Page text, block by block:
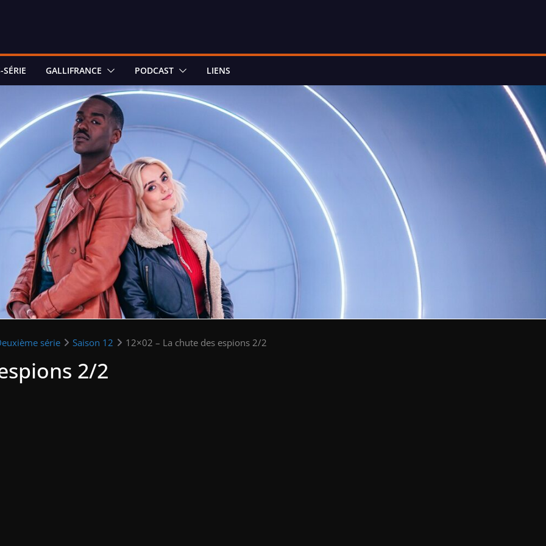
SÉRIE GALLIFRANCE PODCAST LIENS
série Saison 12 12×02 – La chute des espions 2/2
2/2